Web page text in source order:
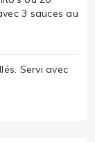
3 sauces au
Servi avec